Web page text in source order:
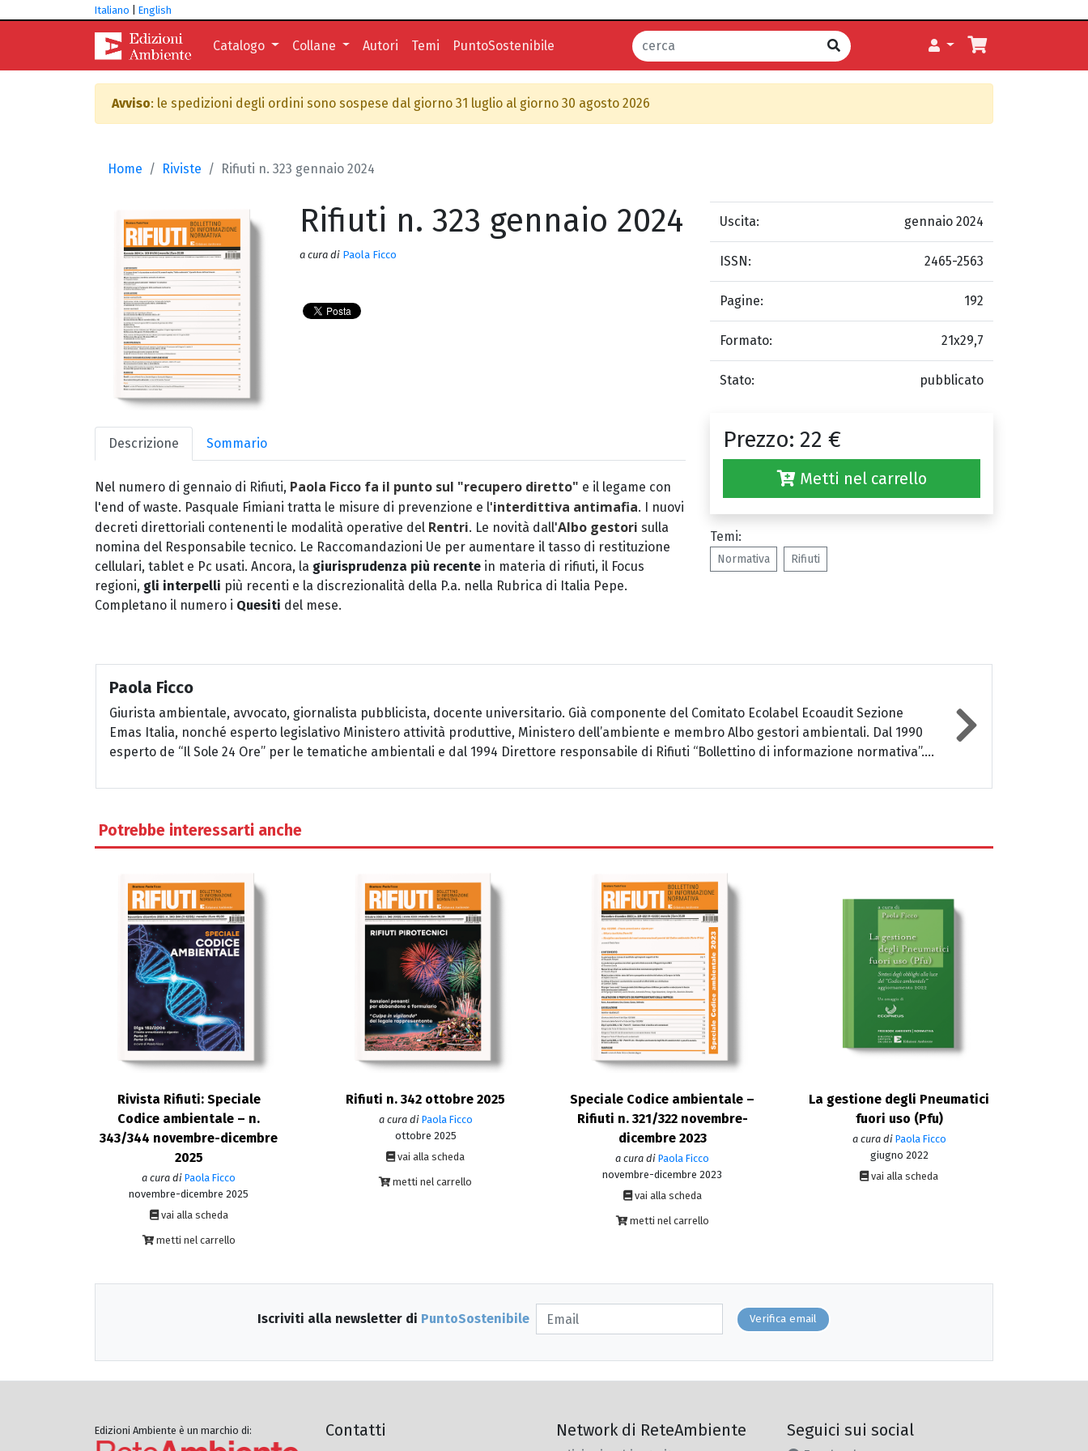
Italiano English
Catalogo Collane Autori Temi PuntoSostenibile
Avviso: le spedizioni degli ordini sono sospese dal giorno 31 luglio al giorno 30 agosto 2026
Home Riviste Rifiuti n. 323 gennaio 2024
Rifiuti n. 323 gennaio 2024
a cura di Paola Ficco
Descrizione Sommario
Nel numero di gennaio di Rifiuti, Paola Ficco fa il punto sul "recupero diretto" e il legame con
l'end of waste. Pasquale Fimiani tratta le misure di prevenzione e l'interdittiva antimafia. I nuovi
decreti direttoriali contenenti le modalità operative del Rentri. Le novità dall'Albo gestori sulla
nomina del Responsabile tecnico. Le Raccomandazioni Ue per aumentare il tasso di restituzione
cellulari, tablet e Pc usati. Ancora, la giurisprudenza più recente in materia di rifiuti, il Focus
regioni, gli interpelli più recenti e la discrezionalità della P.a. nella Rubrica di Italia Pepe.
Completano il numero i Quesiti del mese.
Uscita: gennaio 2024
ISSN: 2465-2563
Pagine: 192
Formato: 21x29,7
Stato: pubblicato
Prezzo: 22 €
Metti nel carrello
Temi:
Normativa Rifiuti
Paola Ficco
Giurista ambientale, avvocato, giornalista pubblicista, docente universitario. Già componente del Comitato Ecolabel Ecoaudit Sezione
Emas Italia, nonché esperto legislativo Ministero attività produttive, Ministero dell’ambiente e membro Albo gestori ambientali. Dal 1990
esperto de “Il Sole 24 Ore” per le tematiche ambientali e dal 1994 Direttore responsabile di Rifiuti “Bollettino di informazione normativa”....
Potrebbe interessarti anche
Rivista Rifiuti: Speciale
Codice ambientale – n.
343/344 novembre-dicembre
2025
a cura di Paola Ficco
novembre-dicembre 2025
vai alla scheda
metti nel carrello
Rifiuti n. 342 ottobre 2025
a cura di Paola Ficco
ottobre 2025
vai alla scheda
metti nel carrello
Speciale Codice ambientale –
Rifiuti n. 321/322 novembre-
dicembre 2023
a cura di Paola Ficco
novembre-dicembre 2023
vai alla scheda
metti nel carrello
La gestione degli Pneumatici
fuori uso (Pfu)
a cura di Paola Ficco
giugno 2022
vai alla scheda
Iscriviti alla newsletter di PuntoSostenibile Verifica email
Edizioni Ambiente è un marchio di: Contatti Network di ReteAmbiente Seguici sui social